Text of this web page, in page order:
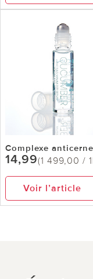
Complexe
14,99(1 499,00 /
Voir l’article